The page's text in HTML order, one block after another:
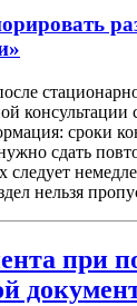
консультации
сроки
сдать
нельзя
при